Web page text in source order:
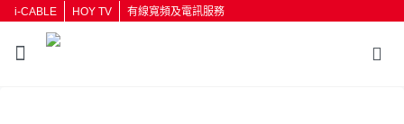
i-CABLE HOY TV 有線寬頻及電訊服務